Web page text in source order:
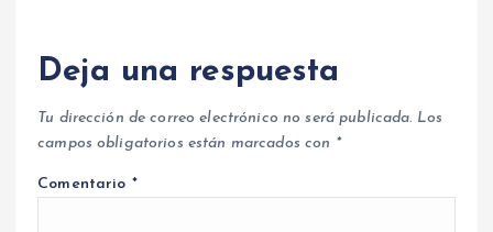
Deja una respuesta
Tu dirección de correo electrónico no será publicada. Los
campos obligatorios están marcados con *
Comentario *